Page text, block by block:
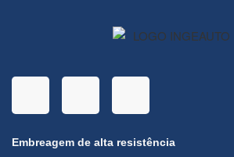
Embreagem de alta resistência